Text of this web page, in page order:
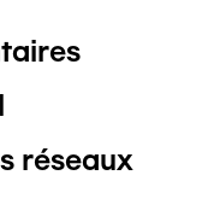
réseaux